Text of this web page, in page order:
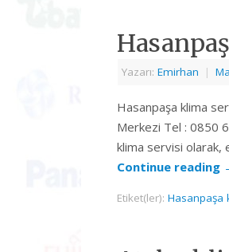
Yazarı: Emirhan |
Hasanpaşa klima
Merkezi Tel : 0850
klima servisi olarak,
Continue reading
Etiket(ler): Hasanpaşa